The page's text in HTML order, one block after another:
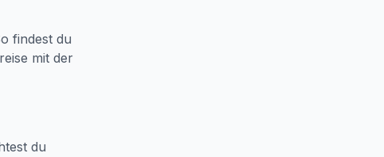
findest du
mit der
du